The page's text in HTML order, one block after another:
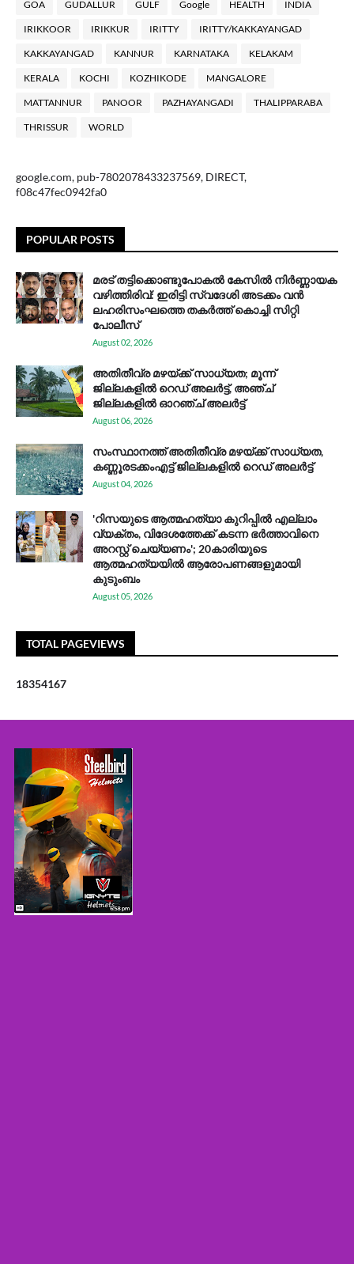
GOA GUDALLUR GULF Google HEALTH INDIA
IRIKKOOR IRIKKUR IRITTY IRITTY/KAKKAYANGAD
KAKKAYANGAD KANNUR KARNATAKA KELAKAM
KERALA KOCHI KOZHIKODE MANGALORE
MATTANNUR PANOOR PAZHAYANGADI THALIPPARABA
THRISSUR WORLD
google.com, pub-7802078433237569, DIRECT,
f08c47fec0942fa0
POPULAR POSTS
മരട് തട്ടിക്കൊണ്ടുപോകൽ കേസിൽ നിർണ്ണായക
വഴിത്തിരിവ്: ഇരിട്ടി സ്വദേശി അടക്കം വൻ
ലഹരിസംഘത്തെ തകർത്ത് കൊച്ചി സിറ്റി
പോലീസ്
August 02, 2026
അതിതീവ്ര മഴയ്ക്ക് സാധ്യത; മൂന്ന്
ജില്ലകളിൽ റെഡ് അലർട്ട്, അഞ്ച്
ജില്ലകളിൽ ഓറഞ്ച് അലർട്ട്
August 06, 2026
സം​സ്ഥാ​ന​ത്ത് അ​തി​തീ​വ്ര മ​ഴ​യ്ക്ക് സാ​ധ്യ​ത,
കണ്ണൂരടക്കംഎ​ട്ട് ജി​ല്ല​ക​ളി​ൽ റെ​ഡ് അ​ലർ​ട്ട്
August 04, 2026
'റിസയുടെ ആത്മഹത്യാ കുറിപ്പിൽ എല്ലാം
വ്യക്തം, വിദേശത്തേക്ക് കടന്ന ഭർത്താവിനെ
അറസ്റ്റ് ചെയ്യണം'; 20കാരിയുടെ
ആത്മഹത്യയിൽ ആരോപണങ്ങളുമായി
കുടുംബം
August 05, 2026
TOTAL PAGEVIEWS
18354167